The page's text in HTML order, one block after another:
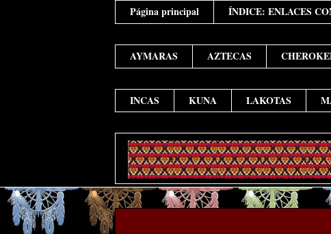
Página principal ÍNDICE: ENLACES
AYMARAS AZTECAS
INCAS KUNA LAKOTAS